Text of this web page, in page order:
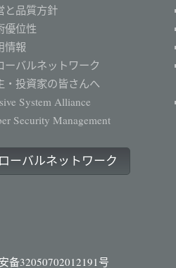
と品質方針
優位性
情報
ーバルネットワーク
・投資家の皆さんへ
System Alliance
Security Management
ーバルネットワーク
备32050702012191号